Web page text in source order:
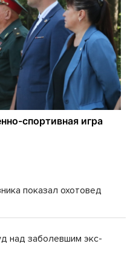
показал охотовед
над заболевшим экс-